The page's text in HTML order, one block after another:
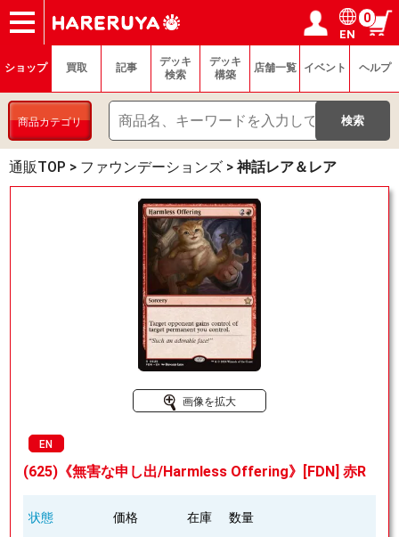
ショップ
買取
記事
デッキ検索
デッキ構築
選手一覧
店舗一覧
イベント
ヘルプ
お問い合わせ ログイン／会員登録
マイページ
EN
0
ショップ 買取 記事
デッキ
検索
デッキ
構築
店舗一覧 イベント ヘルプ
商品カテゴリ
通販TOP > ファウンデーションズ > 神話レア＆レア
画像を拡大
EN
(625)《無害な申し出/Harmless Offering》[FDN] 赤R
状態 価格 在庫 数量